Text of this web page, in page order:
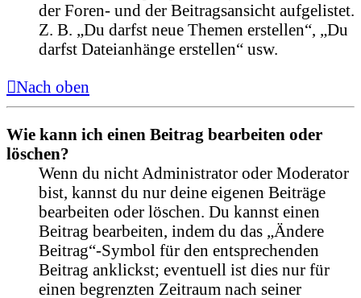
der Foren- und der Beitragsansicht aufgelistet.
Z. B. „Du darfst neue Themen erstellen“, „Du
darfst Dateianhänge erstellen“ usw.
Nach oben
Wie kann ich einen Beitrag bearbeiten oder
löschen?
Wenn du nicht Administrator oder Moderator
bist, kannst du nur deine eigenen Beiträge
bearbeiten oder löschen. Du kannst einen
Beitrag bearbeiten, indem du das „Ändere
Beitrag“-Symbol für den entsprechenden
Beitrag anklickst; eventuell ist dies nur für
einen begrenzten Zeitraum nach seiner